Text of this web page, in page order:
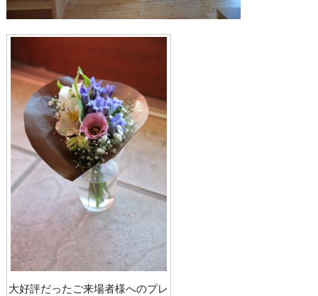
大好評だったご来場者様へのプレ